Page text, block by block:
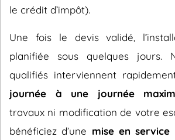
le crédit d’impôt).
Une fois le devis validé,
planifiée sous quelques jours.
qualifiés interviennent
journée à une journée
travaux ni modification de votre
bénéficiez d’une mise en service